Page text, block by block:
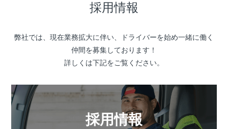
採用情報
弊社では、現在業務拡大に伴い、ドライバーを始め一緒に働く
仲間を募集しております！
詳しくは下記をご覧ください。
採用情報